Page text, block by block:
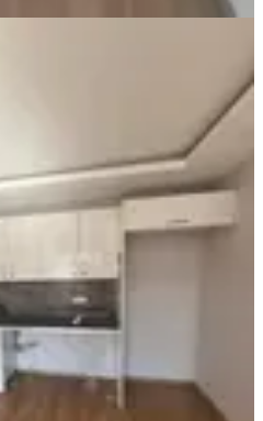
31.07.2026
Özcan